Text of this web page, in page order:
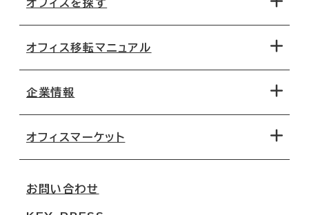
オフィスを探す
地図から探す
路線・駅から探す
オフィス移転マニュアル
移転コストシミュレーション
移転スケジュール
オフィス移転Q&A
企業情報
オフィスマーケット
お問い合わせ